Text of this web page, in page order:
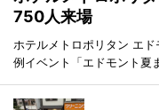
750人来場
ホテルメトロポリタン エ
例イベント「エドモント夏